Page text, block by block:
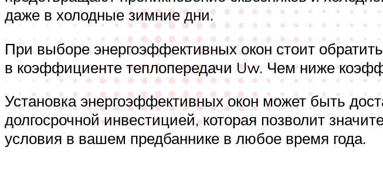
даже в холодные зимние дни.
При выборе энергоэффективных окон стоит
в коэффициенте теплопередачи Uw. Чем ниже
Установка энергоэффективных окон может быть
долгосрочной инвестицией, которая позволит
условия в вашем предбаннике в любое время года.